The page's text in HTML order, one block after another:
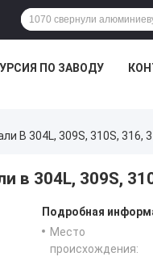
ПО ЗАВОДУ
В 304L, 309S, 310S, 316,
в 304L, 309S,
Подробная
Место
происхождения: